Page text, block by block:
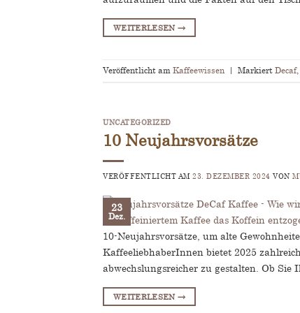
WEITERLESEN →
Veröffentlicht am Kaffeewissen | Markiert Decaf,
UNCATEGORIZED
10 Neujahrsvorsätze
VERÖFFENTLICHT AM23. DEZEMBER 2024 VON
23
Dez.
10-Neujahrsvorsätze, um alte
KaffeeliebhaberInnen bietet 2025
abwechslungsreicher zu gestalten. Ob
WEITERLESEN →